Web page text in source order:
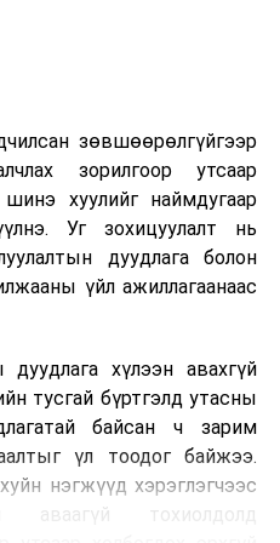
13-наас оюутнуудыг
эхэлнэ.
үйл ажиллагааны
17–28-ны өдрүүдэд
болон бусад аливаа
болно.
зөвшөөрөлгүйгээр
зорилгоор утсаар
хуулийг наймдугаар
Уг зохицуулалт нь
дуудлага болон
үйл ажиллагаанаас
хүлээн авахгүй
тусгай бүртгэлд утасны
байсан ч зарим
үл тоодог байжээ.
нэгжүүд хэрэглэгчээс
аваагүй тохиолдолд